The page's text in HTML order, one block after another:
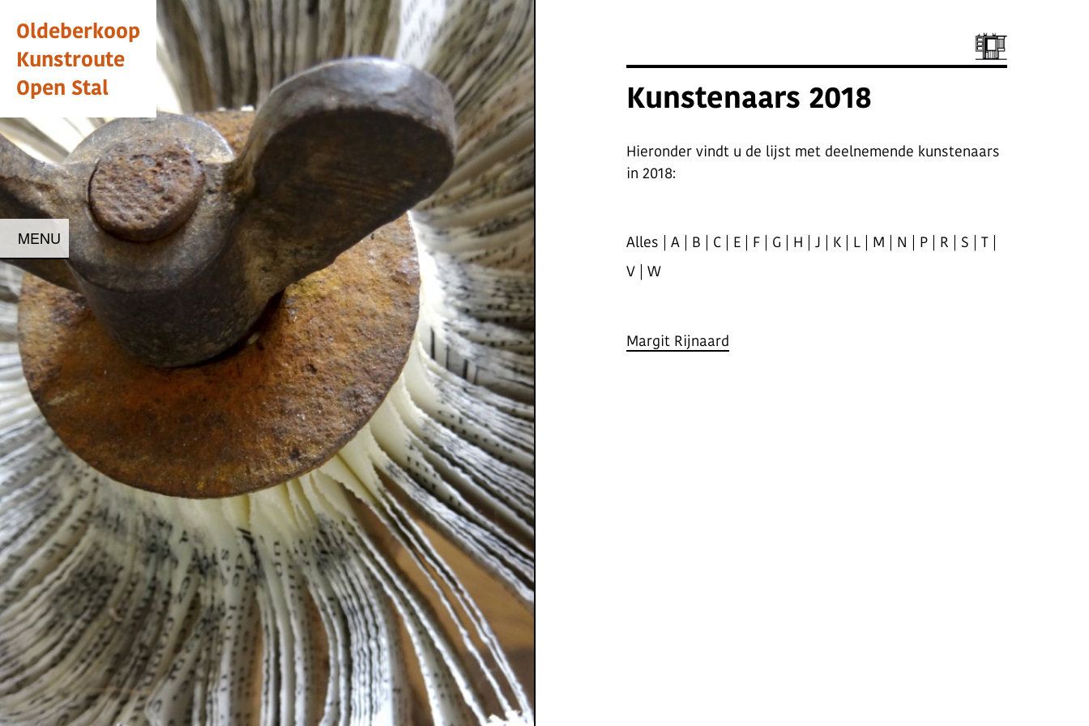
MENU
Oldeberkoop
Kunstroute
Open Stal
Kunstenaars 2018
Hieronder vindt u de lijst met deelnemende kunstenaars
in 2018:
Alles | A | B | C | E | F | G | H | J | K | L | M | N | P | R | S | T |
V | W
Margit Rijnaard